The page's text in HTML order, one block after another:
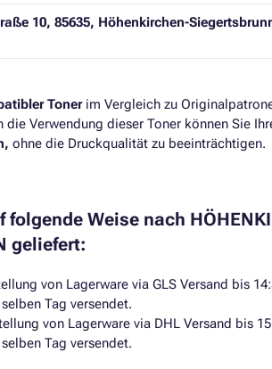
10, 85635, Höhenkirchen-
Tonerim Vergleich zu
die Verwendung dieser Toner können Sie
ohne die Druckqualität zu beeinträchtigen.​
folgende Weise nach
geliefert:
von Lagerware via GLS Versand bis
Tag versendet.
von Lagerware via DHL Versand bis
Tag versendet.